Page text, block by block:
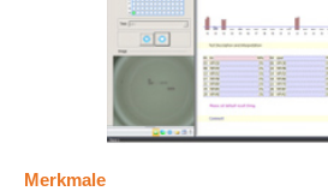
Merkmale